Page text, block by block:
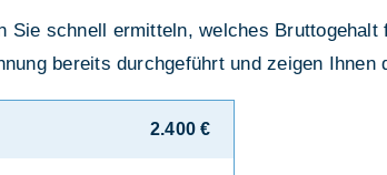
Sie schnell ermitteln, welches Bruttogehalt
bereits durchgeführt und zeigen Ihnen
2.400 €